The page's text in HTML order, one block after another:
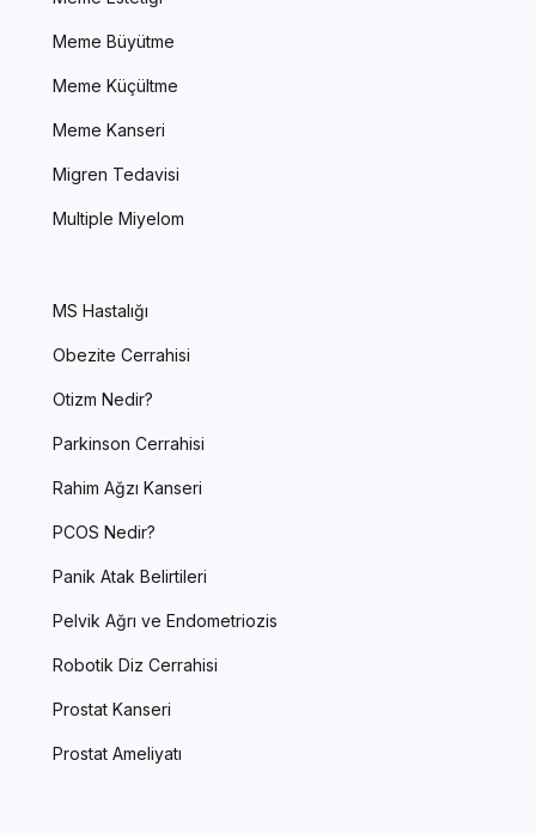
Meme Büyütme
Meme Küçültme
Meme Kanseri
Migren Tedavisi
Multiple Miyelom
MS Hastalığı
Obezite Cerrahisi
Otizm Nedir?
Parkinson Cerrahisi
Rahim Ağzı Kanseri
PCOS Nedir?
Panik Atak Belirtileri
Pelvik Ağrı ve Endometriozis
Robotik Diz Cerrahisi
Prostat Kanseri
Prostat Ameliyatı